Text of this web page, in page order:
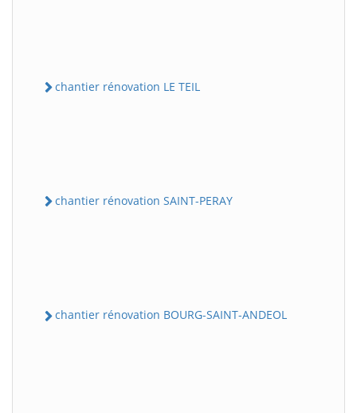
chantier rénovation LE TEIL
chantier rénovation SAINT-PERAY
chantier rénovation BOURG-SAINT-ANDEOL